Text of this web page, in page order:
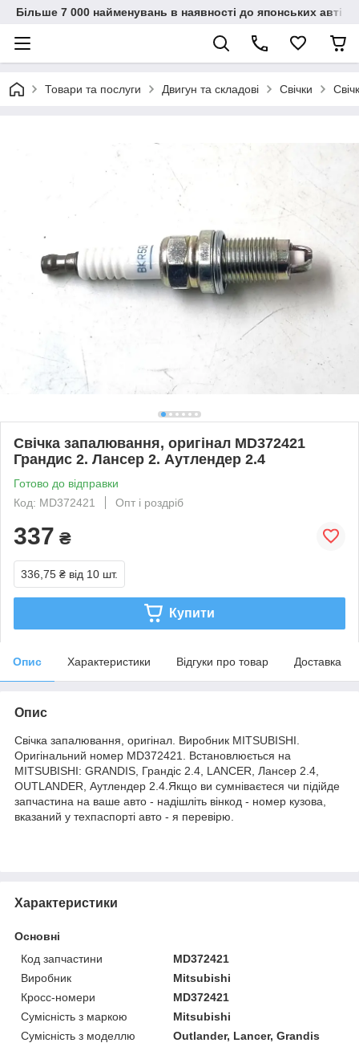
Більше 7 000 найменувань в наявності до японських
Товари та послуги Двигун та складові Свічки
Свічка запалювання, оригінал MD372421
Грандис 2. Лансер 2. Аутлендер 2.4
Готово до відправки
Код: MD372421
Опт і роздріб
337 ₴
336,75 ₴ від 10 шт.
Купити
Опис Характеристики Відгуки про товар Доставка
Опис
Свічка запалювання, оригінал. Виробник MITSUBISHI.
Оригінальний номер MD372421. Встановлюється на
MITSUBISHI: GRANDIS, Грандіс 2.4, LANCER, Лансер 2.4,
OUTLANDER, Аутлендер 2.4.Якщо ви сумніваєтеся чи підійде
запчастина на ваше авто - надішліть вінкод - номер кузова,
вказаний у техпаспорті авто - я перевірю.
Характеристики
Основні
Код запчастини
MD372421
Виробник
Mitsubishi
Кросс-номери
MD372421
Сумісність з маркою
Mitsubishi
Сумісність з моделлю
Outlander, Lancer, Grandis